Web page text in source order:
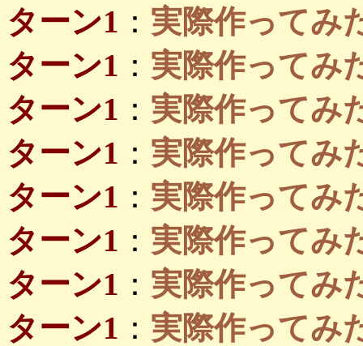
ターン1 ： 実際作ってみ
ターン1 ： 実際作ってみ
ターン1 ： 実際作ってみ
ターン1 ： 実際作ってみ
ターン1 ： 実際作ってみ
ターン1 ： 実際作ってみ
ターン1 ： 実際作ってみ
ターン1 ： 実際作ってみ